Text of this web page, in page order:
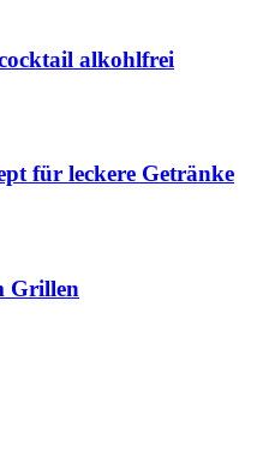
alkohlfrei
für leckere Getränke
Grillen